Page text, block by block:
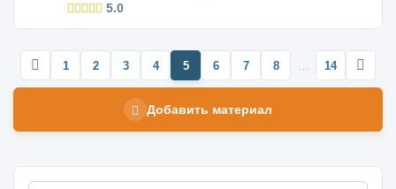
5.0
1 2 3 4 5 6 7 8 14
Добавить материал